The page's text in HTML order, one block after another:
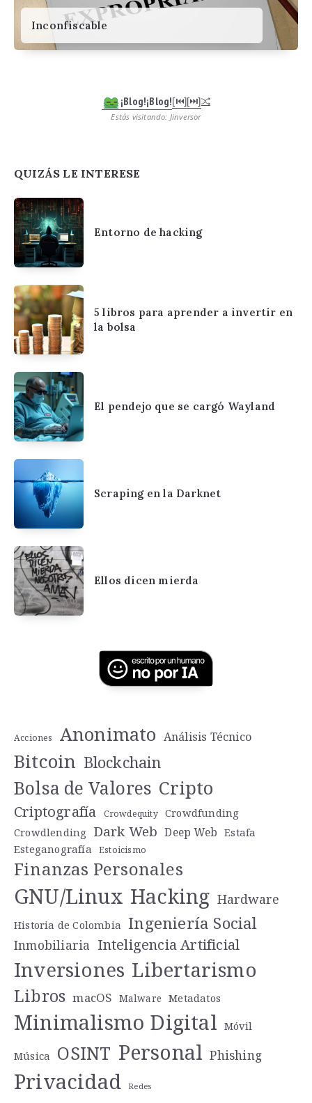
Inconfiscable
¡Blog!¡Blog![⏮︎][⏭︎]
Estás visitando: Jinversor
QUIZÁS LE INTERESE
Entorno de hacking
5 libros para aprender a invertir en
la bolsa
El pendejo que se cargó Wayland
Scraping en la Darknet
Ellos dicen mierda
Acciones Anonimato Análisis Técnico
Bitcoin Blockchain
Bolsa de Valores Cripto
Criptografía Crowdequity
Crowdfunding
Crowdlending Dark Web Deep Web Estafa
Esteganografía
Estoicismo
Finanzas Personales
GNU/Linux Hacking Hardware
Historia de Colombia Ingeniería Social
Inmobiliaria Inteligencia Artificial
Inversiones Libertarismo
Libros macOS Malware Metadatos
Minimalismo Digital Móvil
Música OSINT Personal Phishing
Privacidad Redes